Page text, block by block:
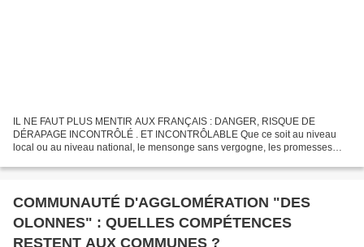
IL NE FAUT PLUS MENTIR AUX FRANÇAIS : DANGER, RISQUE DE
DÉRAPAGE INCONTRÔLÉ . ET INCONTRÔLABLE Que ce soit au niveau
local ou au niveau national, le mensonge sans vergogne, les promesses
COMMUNAUTÉ D'AGGLOMÉRATION "DES
OLONNES" : QUELLES COMPÉTENCES
RESTENT AUX COMMUNES ?